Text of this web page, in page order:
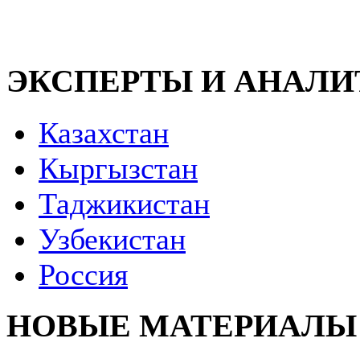
ЭКСПЕРТЫ И
Казахстан
Кыргызстан
Таджикистан
Узбекистан
Россия
НОВЫЕ МАТЕРИАЛЫ